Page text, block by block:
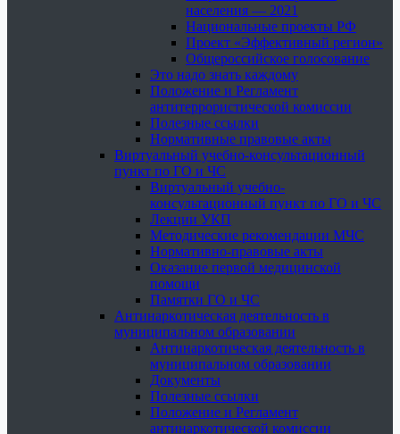
населения — 2021
Национальные проекты РФ
Проект «Эффективный регион»
Общероссийское голосование
Это надо знать каждому
Положение и Регламент
антитеррористической комиссии
Полезные ссылки
Нормативные правовые акты
Виртуальный учебно-консультационный
пункт по ГО и ЧС
Виртуальный учебно-
консультационный пункт по ГО и ЧС
Лекции УКП
Методические рекомендации МЧС
Нормативно-правовые акты
Оказание первой медицинской
помощи
Памятки ГО и ЧС
Антинаркотическая деятельность в
муниципальном образовании
Антинаркотическая деятельность в
муниципальном образовании
Документы
Полезные ссылки
Положение и Регламент
антинаркотической комиссии